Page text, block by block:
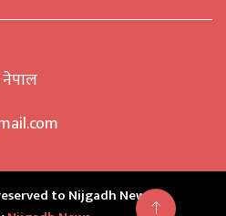
नेपाल
to Nijgadh News